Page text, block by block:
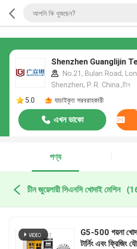
Shenzhen Guanglijin
No.21, Bulan Road,
Shenzhen, P. R. China.,চীন
5.0
যাচাইকৃত সরবরাহকারী
এখন ডাকো
পণ্য
চীন জুয়েলারী সিএনসি খোদাই মেশিন
G5-500 গয়না
টার্নিং এবং ফ্রিজিং